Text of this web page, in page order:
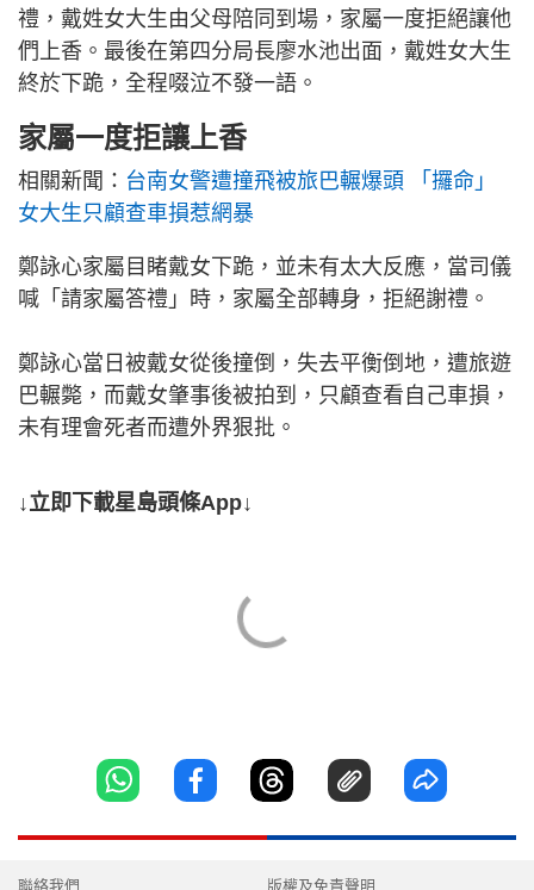
禮，戴姓女大生由父母陪同到場，家屬一度拒絕讓他
們上香。最後在第四分局長廖水池出面，戴姓女大生
終於下跪，全程啜泣不發一語。
家屬一度拒讓上香
相關新聞： 台南女警遭撞飛被旅巴輾爆頭 「攞命」
女大生只顧查車損惹網暴
鄭詠心家屬目睹戴女下跪，並未有太大反應，當司儀
喊「請家屬答禮」時，家屬全部轉身，拒絕謝禮。
鄭詠心當日被戴女從後撞倒，失去平衡倒地，遭旅遊
巴輾斃，而戴女肇事後被拍到，只顧查看自己車損，
未有理會死者而遭外界狠批。
↓立即下載星島頭條App↓
聯絡我們 版權及免責聲明